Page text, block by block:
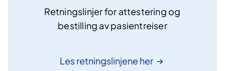
Retningslinjer for attestering og
bestilling av pasientreiser
Les retningslinjene her